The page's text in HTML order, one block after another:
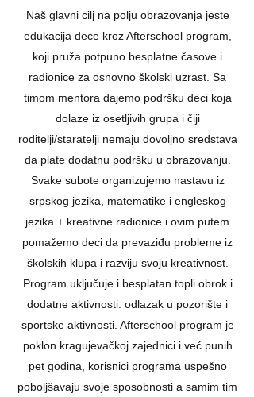
Naš glavni cilj na polju obrazovanja jeste
edukacija dece kroz Afterschool program,
koji pruža potpuno besplatne časove i
radionice za osnovno školski uzrast. Sa
timom mentora dajemo podršku deci koja
dolaze iz osetljivih grupa i čiji
roditelji/staratelji nemaju dovoljno sredstava
da plate dodatnu podršku u obrazovanju.
Svake subote organizujemo nastavu iz
srpskog jezika, matematike i engleskog
jezika + kreativne radionice i ovim putem
pomažemo deci da prevaziđu probleme iz
školskih klupa i razviju svoju kreativnost.
Program uključuje i besplatan topli obrok i
dodatne aktivnosti: odlazak u pozorište i
sportske aktivnosti. Afterschool program je
poklon kragujevačkoj zajednici i već punih
pet godina, korisnici programa uspešno
poboljšavaju svoje sposobnosti a samim tim